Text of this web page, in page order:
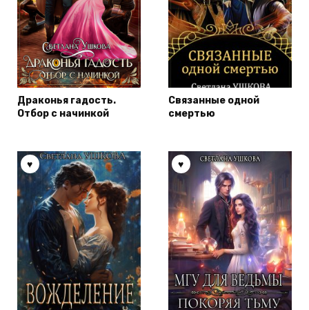
Драконья гадость.
Отбор с начинкой
Связанные одной
смертью